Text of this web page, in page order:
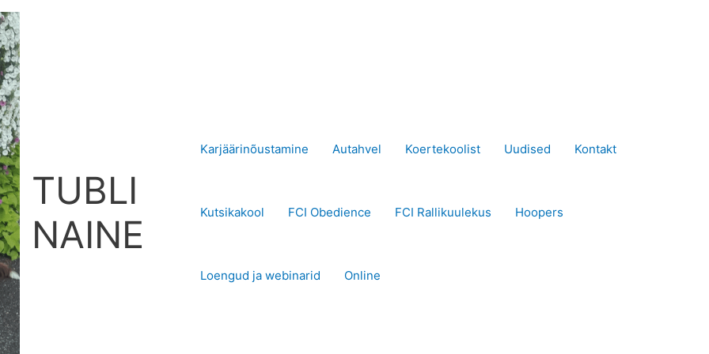
TUBLI
NAINE
Karjäärinõustamine Autahvel Koertekoolist Uudised Kontakt
Kutsikakool FCI Obedience FCI Rallikuulekus Hoopers
Loengud ja webinarid Online